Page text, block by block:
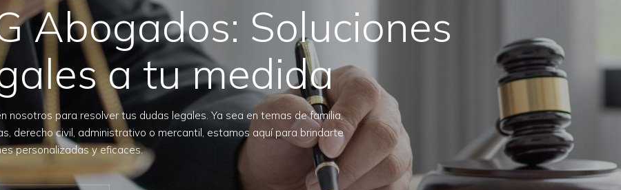
Abogados: Soluciones
a tu medida
nosotros para resolver tus dudas legales. Ya sea en temas de familia,
derecho civil, administrativo o mercantil, estamos aquí para brindarte
personalizadas y eficaces.